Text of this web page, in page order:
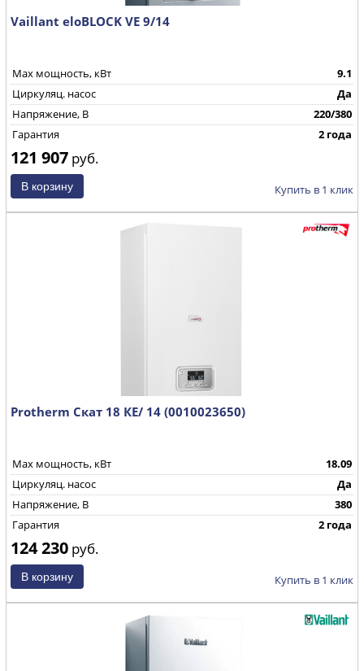
Vaillant eloBLOCK VE 9/14
Max мощность, кВт
9.1
Циркуляц. насос
Да
Напряжение, В
220/380
Гарантия
2 года
121 907 руб.
Купить в 1 клик
Protherm Скат 18 КE/ 14 (0010023650)
Max мощность, кВт
18.09
Циркуляц. насос
Да
Напряжение, В
380
Гарантия
2 года
124 230 руб.
Купить в 1 клик